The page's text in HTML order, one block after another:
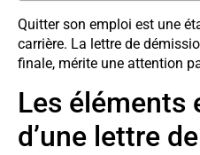
Quitter son emploi est une
carrière. La lettre de
finale, mérite une attention
Les éléments
d’une lettre